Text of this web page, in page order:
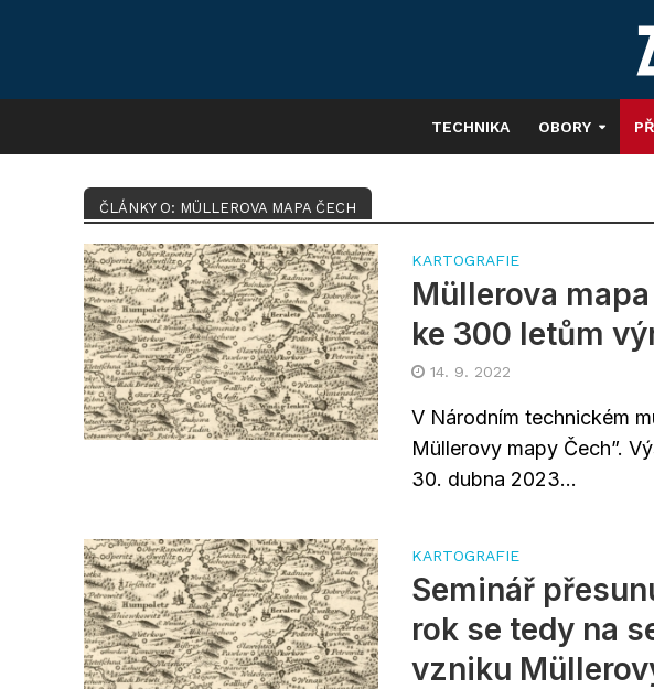
TECHNIKA OBORY
ČLÁNKY O: MÜLLEROVA MAPA ČECH
KARTOGRAFIE
Müllerova
ke 300 letům
14. 9. 2022
V Národním technickém
Müllerovy mapy Čech”.
30. dubna 2023...
KARTOGRAFIE
Seminář
rok se tedy na
vzniku